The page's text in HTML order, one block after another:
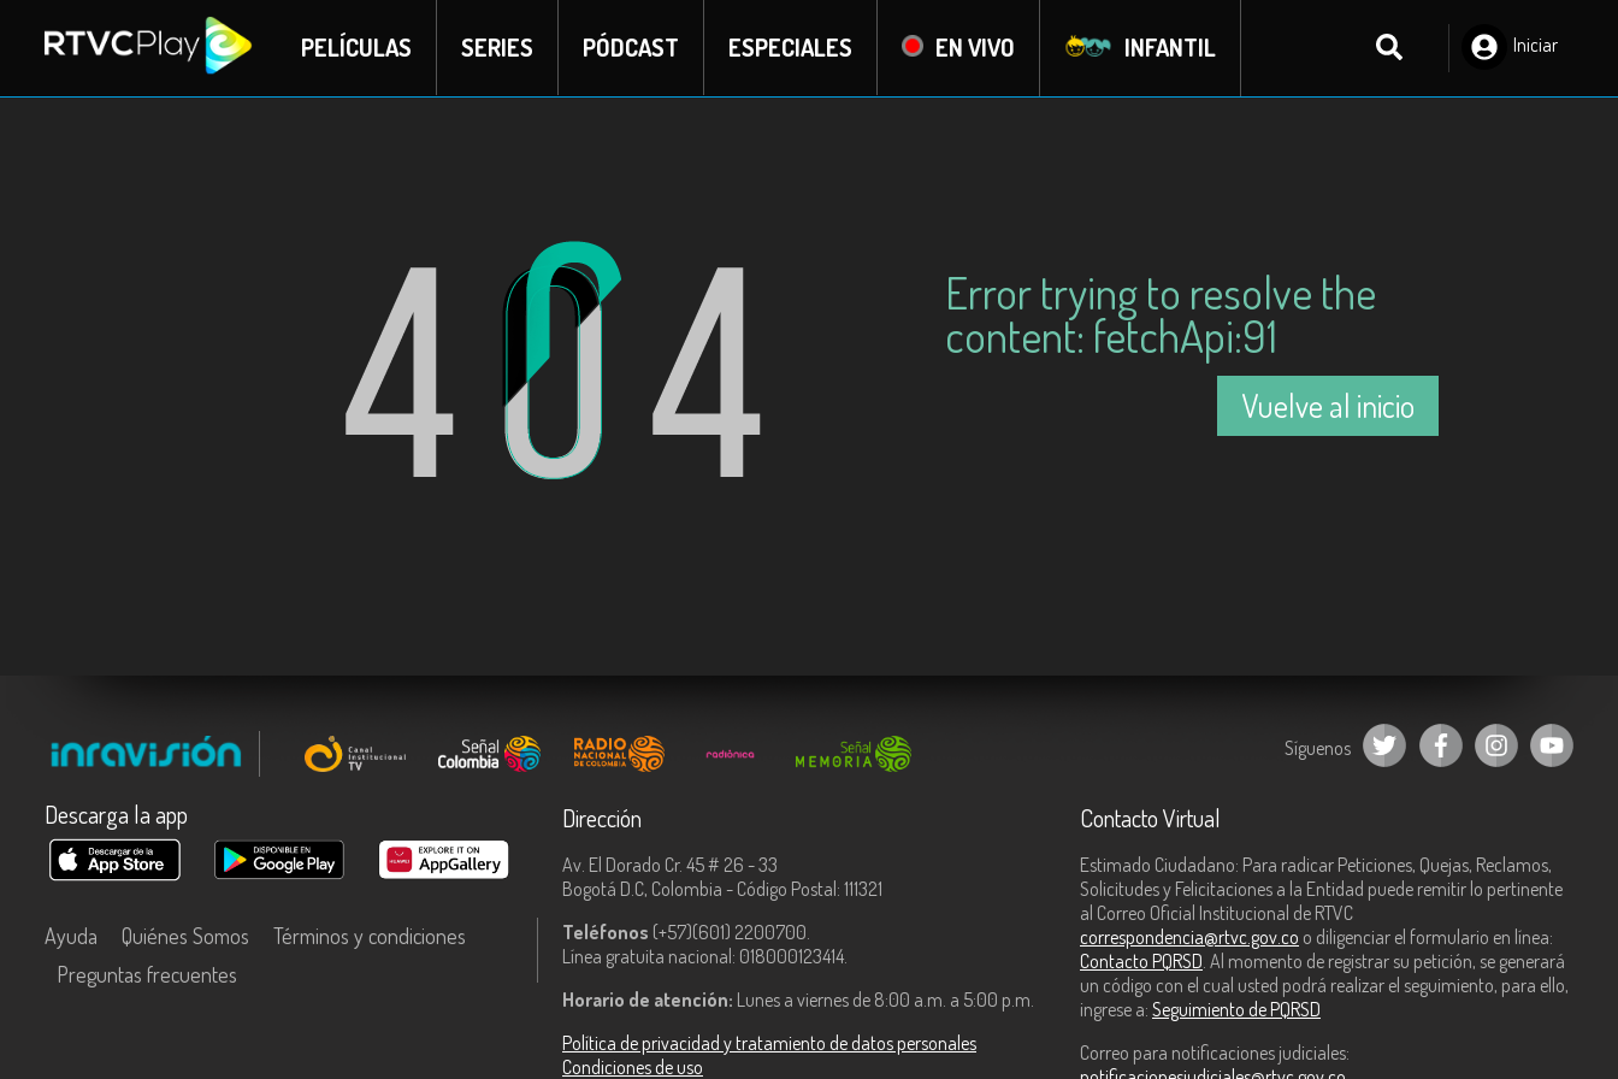
PELÍCULAS SERIES PÓDCAST ESPECIALES EN VIVO INFANTIL
Iniciar
Error trying to resolve the
content: fetchApi:91
Vuelve al inicio
Síguenos
Descarga la app
Ayuda Quiénes Somos
Términos y condiciones
Preguntas frecuentes
Dirección
Av. El Dorado Cr. 45 # 26 - 33
Bogotá D.C, Colombia - Código Postal: 111321
Teléfonos (+57)(601) 2200700.
Línea gratuita nacional: 018000123414.
Horario de atención: Lunes a viernes de 8:00 a.m. a 5:00 p.m.
Política de privacidad y tratamiento de datos personales
Condiciones de uso
Contacto Virtual
Estimado Ciudadano: Para radicar Peticiones, Quejas, Reclamos,
Solicitudes y Felicitaciones a la Entidad puede remitir lo pertinente
al Correo Oficial Institucional de RTVC
correspondencia@rtvc.gov.co o diligenciar el formulario en línea:
Contacto PQRSD. Al momento de registrar su petición, se generará
un código con el cual usted podrá realizar el seguimiento, para ello,
ingrese a: Seguimiento de PQRSD
Correo para notificaciones judiciales: